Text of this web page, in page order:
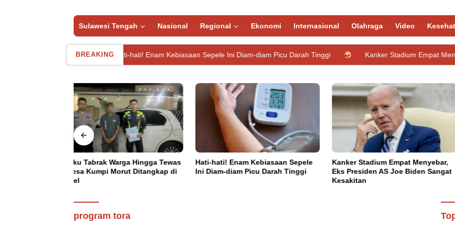
Sulawesi Tengah Nasional Regional Ekonomi Internasional Olahraga Video
BREAKING
Hati-hati! Enam Kebiasaan Sepele Ini Diam-diam Picu Darah Tinggi Kanker Stadium Empat Menyebar, Eks
Hati-hati! Enam Kebiasaan Sepele
Ini Diam-diam Picu Darah Tinggi
Kanker Stadium Empat Menyebar,
Eks Presiden AS Joe Biden Sangat
Catatkan Rekor Baru di Juli
Permintaan Tukar Tambah ke
Toyota Baru Meningkat
program tora
Program TORA